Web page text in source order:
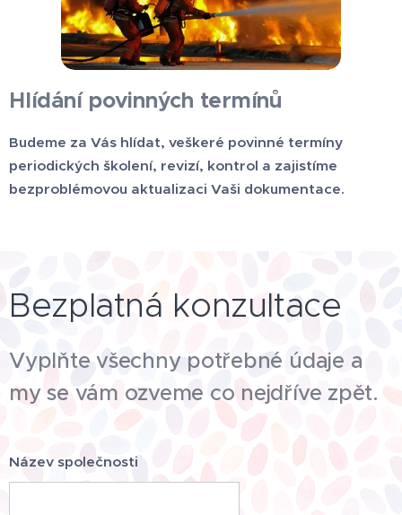
Hlídání povinných termínů
Budeme za Vás hlídat, veškeré povinné termíny
periodických školení, revizí, kontrol a zajistíme
bezproblémovou aktualizaci Vaši dokumentace.
Bezplatná konzultace
Vyplňte všechny potřebné údaje a
my se vám ozveme co nejdříve zpět.
Název společnosti